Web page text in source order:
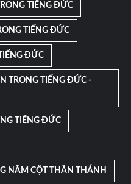
TIẾNG ĐỨC
TIẾNG ĐỨC
ĐỨC
TRONG TIẾNG ĐỨC -
TIẾNG ĐỨC
NĂM CỘT THẦN THÁNH